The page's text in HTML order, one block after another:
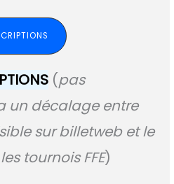
(pas
un décalage entre
sur billetweb et le
tournois FFE)